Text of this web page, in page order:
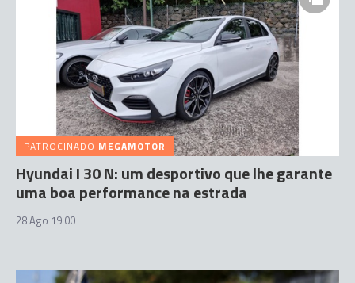
PATROCINADO MEGAMOTOR
Hyundai I 30 N: um desportivo que lhe garante
uma boa performance na estrada
28 Ago 19:00